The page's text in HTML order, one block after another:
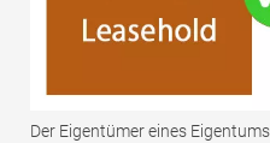
Der Eigentümer eines